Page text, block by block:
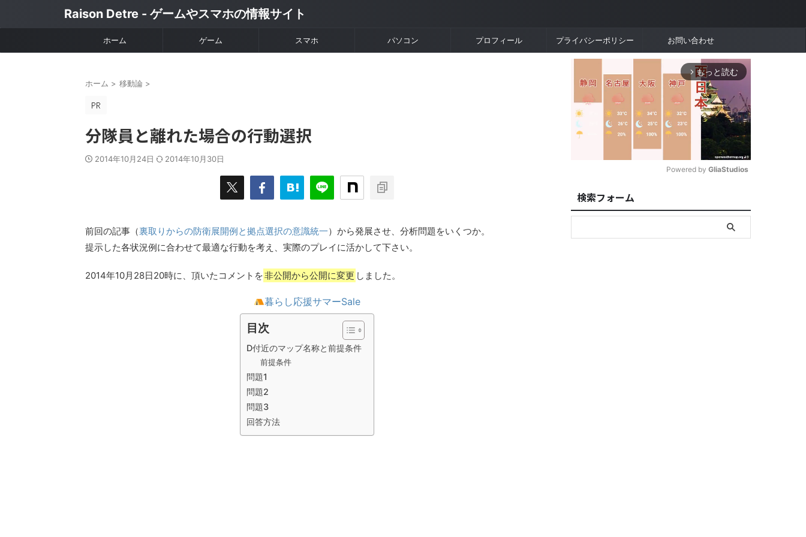
Raison Detre - ゲームやスマホの情報サイト
ホーム ゲーム スマホ パソコン プロフィール プライバシーポリシー お問い合わせ
ホーム > 移動論 >
分隊員と離れた場合の行動選択
2014年10月24日 2014年10月30日
前回の記事（裏取りからの防衛展開例と拠点選択の意識統一）から発展させ、分析問題をいくつか。
提示した各状況例に合わせて最適な行動を考え、実際のプレイに活かして下さい。
2014年10月28日20時に、頂いたコメントを非公開から公開に変更 しました。
暮らし応援サマーSale
目次
D付近のマップ名称と前提条件
前提条件
問題1
問題2
問題3
回答方法
arrow_forward_ios もっと読む
u
t
Powered by GliaStudios
検索フォーム